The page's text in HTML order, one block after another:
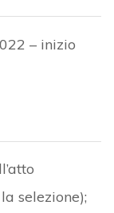
– inizio
selezione);